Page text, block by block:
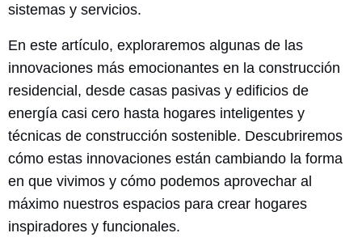
sistemas y servicios.
En este artículo, exploraremos algunas de las
innovaciones más emocionantes en la construcción
residencial, desde casas pasivas y edificios de
energía casi cero hasta hogares inteligentes y
técnicas de construcción sostenible. Descubriremos
cómo estas innovaciones están cambiando la forma
en que vivimos y cómo podemos aprovechar al
máximo nuestros espacios para crear hogares
inspiradores y funcionales.